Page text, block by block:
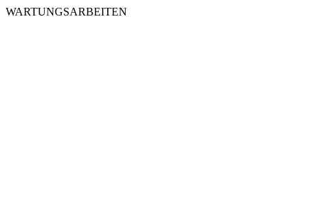
WARTUNGSARBEITEN